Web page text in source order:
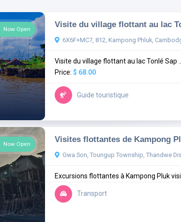
Now Open Visite du village flottant au lac
6X6F+MC7, 812, Kampong Phluk,
Visite du village flottant au lac Tonlé Sap ...
Price: $ 68.00
Guide touristique
Now Open Visites flottantes de Kampong
Gwa Son, Toungup Township, Thandwe
Excursions flottantes à Kampong Pluk
Transport